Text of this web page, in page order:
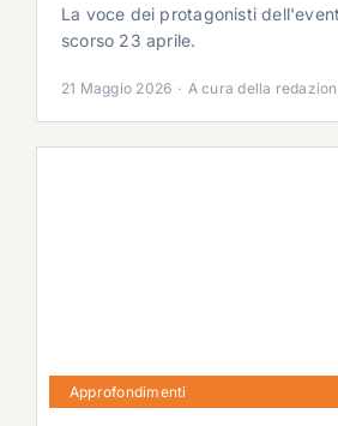
La voce dei protagonisti
scorso 23 aprile.
21 Maggio 2026 · A cura della
Approfondimenti